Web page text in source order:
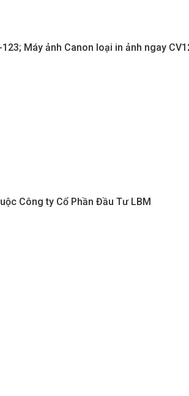
Máy ảnh Canon loại in ảnh ngay
Công ty Cổ Phần Đầu Tư LBM
nay Dự án hot nhất